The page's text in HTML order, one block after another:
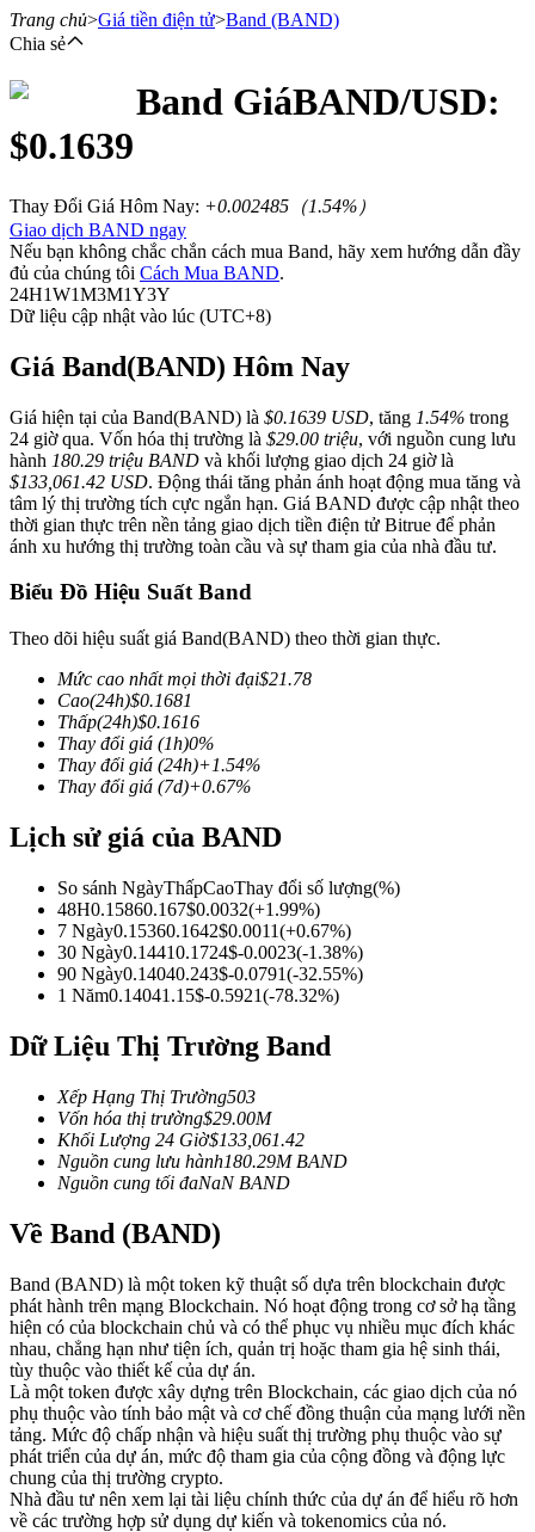
Hợp đồng tương lai
USDT Futures
COIN-M Futures
Futures sử dụng token làm tài sản thế chấp
TradFi
USDC Futures vĩnh cửu
Futures sử dụng USDC làm tài sản thế chấp
Sao chép Giao dịch
Tham gia cùng các nhà giao dịch hàng đầu
Trang chủ>Giá tiền điện tử>Band (BAND)
Chia sẻ
Band GiáBAND/USD:
$0.1639
Thay Đổi Giá Hôm Nay: +0.002485 （1.54%）
Giao dịch BAND ngay
Nếu bạn không chắc chắn cách mua Band, hãy xem hướng dẫn đầy
đủ của chúng tôi Cách Mua BAND.
24H1W1M3M1Y3Y
Dữ liệu cập nhật vào lúc (UTC+8)
Giá Band(BAND) Hôm Nay
Giá hiện tại của Band(BAND) là $0.1639 USD, tăng 1.54% trong
24 giờ qua. Vốn hóa thị trường là $29.00 triệu, với nguồn cung lưu
hành 180.29 triệu BAND và khối lượng giao dịch 24 giờ là
$133,061.42 USD. Động thái tăng phản ánh hoạt động mua tăng và
tâm lý thị trường tích cực ngắn hạn. Giá BAND được cập nhật theo
thời gian thực trên nền tảng giao dịch tiền điện tử Bitrue để phản
ánh xu hướng thị trường toàn cầu và sự tham gia của nhà đầu tư.
Biểu Đồ Hiệu Suất Band
Theo dõi hiệu suất giá Band(BAND) theo thời gian thực.
Mức cao nhất mọi thời đại$21.78
Cao(24h)$0.1681
Thấp(24h)$0.1616
Thay đổi giá (1h)0%
Thay đổi giá (24h)+1.54%
Thay đổi giá (7d)+0.67%
Lịch sử giá của BAND
So sánh NgàyThấpCaoThay đổi số lượng(%)
48H0.15860.167$0.0032(+1.99%)
7 Ngày0.15360.1642$0.0011(+0.67%)
30 Ngày0.14410.1724$-0.0023(-1.38%)
90 Ngày0.14040.243$-0.0791(-32.55%)
1 Năm0.14041.15$-0.5921(-78.32%)
Dữ Liệu Thị Trường Band
Xếp Hạng Thị Trường503
Vốn hóa thị trường$29.00M
Khối Lượng 24 Giờ$133,061.42
Nguồn cung lưu hành180.29M BAND
Nguồn cung tối đaNaN BAND
Về Band (BAND)
Band (BAND) là một token kỹ thuật số dựa trên blockchain được
phát hành trên mạng Blockchain. Nó hoạt động trong cơ sở hạ tầng
hiện có của blockchain chủ và có thể phục vụ nhiều mục đích khác
nhau, chẳng hạn như tiện ích, quản trị hoặc tham gia hệ sinh thái,
tùy thuộc vào thiết kế của dự án.
Là một token được xây dựng trên Blockchain, các giao dịch của nó
phụ thuộc vào tính bảo mật và cơ chế đồng thuận của mạng lưới nền
tảng. Mức độ chấp nhận và hiệu suất thị trường phụ thuộc vào sự
phát triển của dự án, mức độ tham gia của cộng đồng và động lực
chung của thị trường crypto.
Nhà đầu tư nên xem lại tài liệu chính thức của dự án để hiểu rõ hơn
về các trường hợp sử dụng dự kiến và tokenomics của nó.